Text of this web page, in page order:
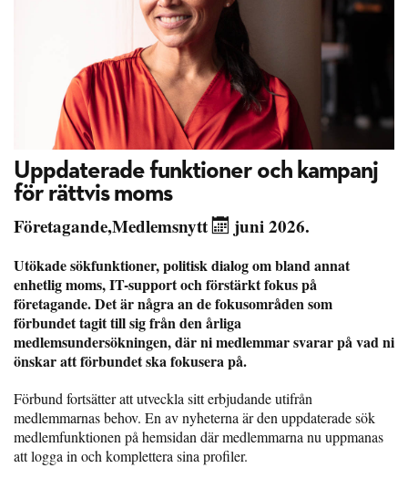
Uppdaterade funktioner och kampanj
för rättvis moms
Företagande,Medlemsnytt juni 2026.
Utökade sökfunktioner, politisk dialog om bland annat
enhetlig moms, IT-support och förstärkt fokus på
företagande. Det är några an de fokusområden som
förbundet tagit till sig från den årliga
medlemsundersökningen, där ni medlemmar svarar på vad ni
önskar att förbundet ska fokusera på.
Förbund fortsätter att utveckla sitt erbjudande utifrån
medlemmarnas behov. En av nyheterna är den uppdaterade sök
medlemfunktionen på hemsidan där medlemmarna nu uppmanas
att logga in och komplettera sina profiler.